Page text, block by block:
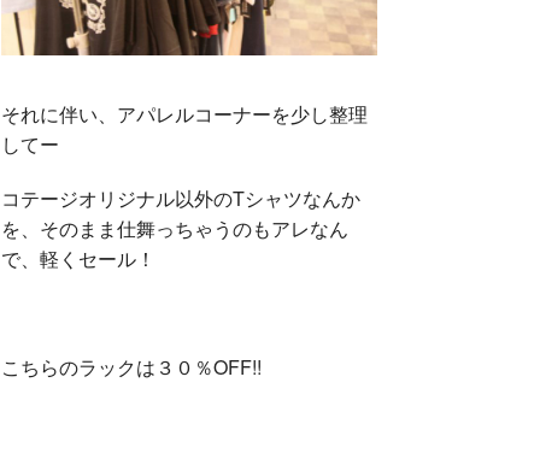
それに伴い、アパレルコーナーを少し整理
してー
コテージオリジナル以外のTシャツなんか
を、そのまま仕舞っちゃうのもアレなん
で、軽くセール！
こちらのラックは３０％OFF!!